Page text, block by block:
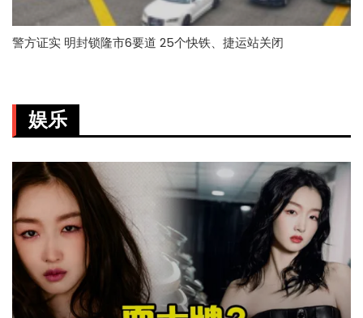
警方证实 明封锁隆市6要道 25个快铁、捷运站关闭
娱乐